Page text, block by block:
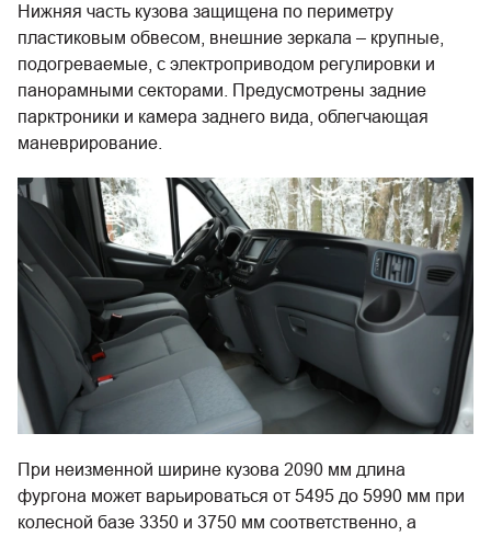
Нижняя часть кузова защищена по периметру
пластиковым обвесом, внешние зеркала – крупные,
подогреваемые, с электроприводом регулировки и
панорамными секторами. Предусмотрены задние
парктроники и камера заднего вида, облегчающая
маневрирование.
При неизменной ширине кузова 2090 мм длина
фургона может варьироваться от 5495 до 5990 мм при
колесной базе 3350 и 3750 мм соответственно, а